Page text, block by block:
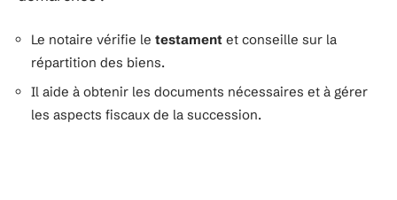
Le notaire vérifie le testament et conseille sur la
répartition des biens.
Il aide à obtenir les documents nécessaires et à gérer
les aspects fiscaux de la succession.